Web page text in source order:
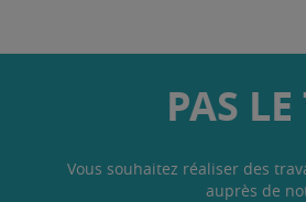
PAS
Vous souhaitez réaliser des
auprès de